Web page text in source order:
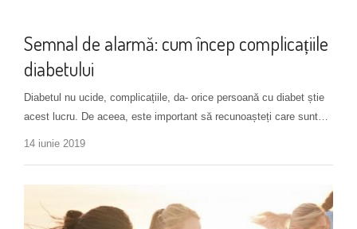
Semnal de alarmă: cum încep complicațiile
diabetului
Diabetul nu ucide, complicațiile, da- orice persoană cu diabet știe
acest lucru. De aceea, este important să recunoașteți care sunt…
14 iunie 2019